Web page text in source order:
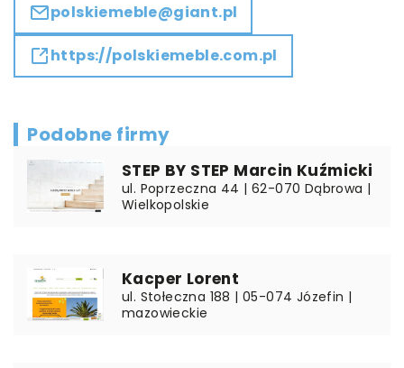
polskiemeble@giant.pl
https://polskiemeble.com.pl
Podobne firmy
STEP BY STEP Marcin Kuźmicki
ul. Poprzeczna 44 | 62-070 Dąbrowa |
Wielkopolskie
Kacper Lorent
ul. Stołeczna 188 | 05-074 Józefin |
mazowieckie